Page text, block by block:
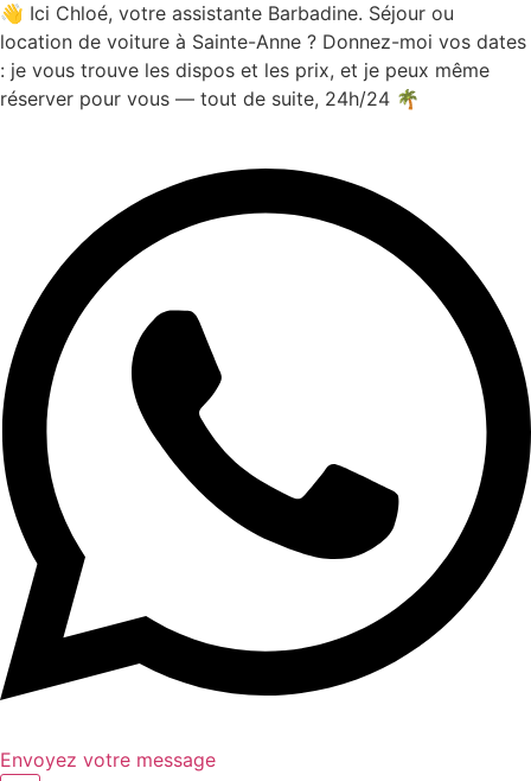
👋 Ici Chloé, votre assistante Barbadine. Séjour ou
location de voiture à Sainte-Anne ? Donnez-moi vos dates
: je vous trouve les dispos et les prix, et je peux même
réserver pour vous — tout de suite, 24h/24 🌴
Envoyez votre message